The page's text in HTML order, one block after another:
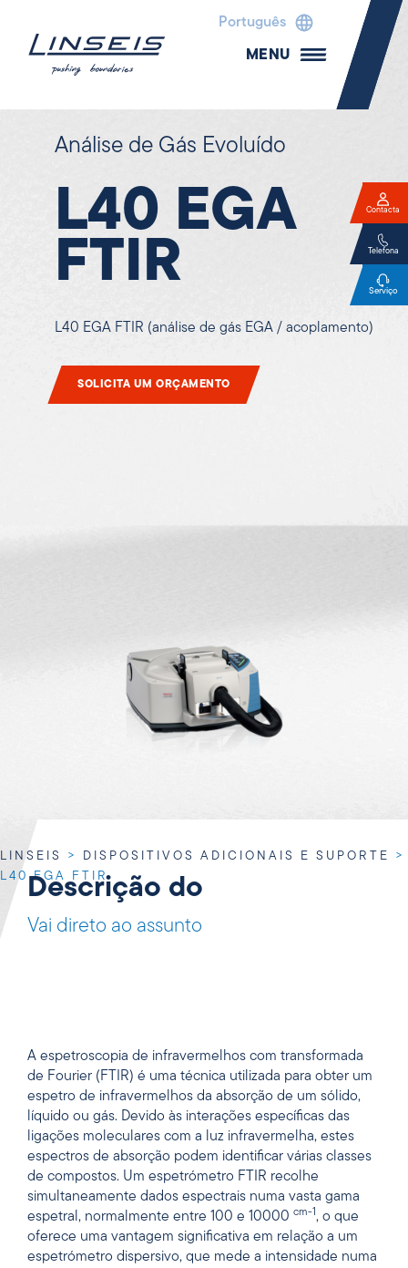
Português
MENU
Análise de Gás Evoluído
L40 EGA
FTIR
L40 EGA FTIR (análise de gás EGA / acoplamento)
SOLICITA UM ORÇAMENTO
LINSEIS > DISPOSITIVOS ADICIONAIS E SUPORTE
>
L40 EGA FTIR
Descrição do
Vai direto ao assunto
A espetroscopia de infravermelhos com transformada
de Fourier (FTIR) é uma técnica utilizada para obter um
espetro de infravermelhos da absorção de um sólido,
líquido ou gás. Devido às interações específicas das
ligações moleculares com a luz infravermelha, estes
espectros de absorção podem identificar várias classes
de compostos. Um espetrómetro FTIR recolhe
simultaneamente dados espectrais numa vasta gama
espetral, normalmente entre 100 e 10000 cm-1, o que
oferece uma vantagem significativa em relação a um
espetrómetro dispersivo, que mede a intensidade numa
Contacta
Telefona
Serviço